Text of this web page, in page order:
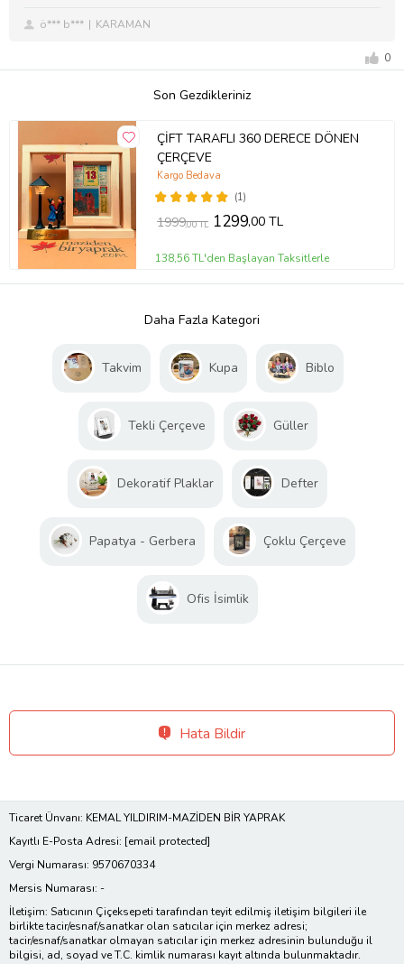
ö*** b*** KARAMAN
0
Son Gezdikleriniz
ÇİFT TARAFLI 360 DERECE DÖNEN
ÇERÇEVE
(1)
Kargo Bedava
1999,00 TL 1299,00 TL
138,56 TL'den Başlayan Taksitlerle
Daha Fazla Kategori
Takvim Kupa Biblo
Tekli Çerçeve Güller
Dekoratif Plaklar Defter
Papatya - Gerbera Çoklu Çerçeve
Ofis İsimlik
Hata Bildir
Ticaret Ünvanı: KEMAL YILDIRIM-MAZİDEN BİR YAPRAK
Kayıtlı E-Posta Adresi: [email protected]
Vergi Numarası: 9570670334
Mersis Numarası: -
İletişim: Satıcının Çiçeksepeti tarafından teyit edilmiş iletişim bilgileri ile
birlikte tacir/esnaf/sanatkar olan satıcılar için merkez adresi;
tacir/esnaf/sanatkar olmayan satıcılar için merkez adresinin bulunduğu il
bilgisi, ad, soyad ve T.C. kimlik numarası kayıt altında bulunmaktadır.